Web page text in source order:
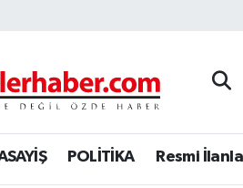
POLİTİKA Resmi